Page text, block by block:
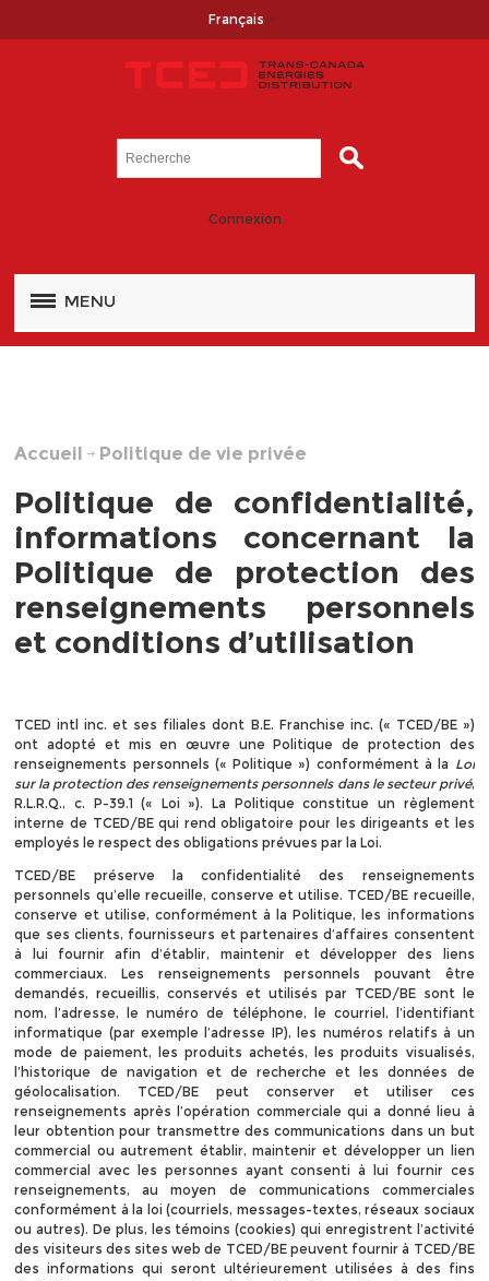
Français
Connexion
MENU
Accueil Politique de vie privée
Politique de confidentialité,
informations concernant la
Politique de protection des
renseignements personnels
et conditions d’utilisation
TCED intl inc. et ses filiales dont B.E. Franchise inc. (« TCED/BE »)
ont adopté et mis en œuvre une Politique de protection des
renseignements personnels (« Politique ») conformément à la Loi
sur la protection des renseignements personnels dans le secteur privé,
R.L.R.Q., c. P-39.1 (« Loi »). La Politique constitue un règlement
interne de TCED/BE qui rend obligatoire pour les dirigeants et les
employés le respect des obligations prévues par la Loi.
TCED/BE préserve la confidentialité des renseignements
personnels qu’elle recueille, conserve et utilise. TCED/BE recueille,
conserve et utilise, conformément à la Politique, les informations
que ses clients, fournisseurs et partenaires d’affaires consentent
à lui fournir afin d’établir, maintenir et développer des liens
commerciaux. Les renseignements personnels pouvant être
demandés, recueillis, conservés et utilisés par TCED/BE sont le
nom, l’adresse, le numéro de téléphone, le courriel, l’identifiant
informatique (par exemple l’adresse IP), les numéros relatifs à un
mode de paiement, les produits achetés, les produits visualisés,
l’historique de navigation et de recherche et les données de
géolocalisation. TCED/BE peut conserver et utiliser ces
renseignements après l’opération commerciale qui a donné lieu à
leur obtention pour transmettre des communications dans un but
commercial ou autrement établir, maintenir et développer un lien
commercial avec les personnes ayant consenti à lui fournir ces
renseignements, au moyen de communications commerciales
conformément à la loi (courriels, messages-textes, réseaux sociaux
ou autres). De plus, les témoins (cookies) qui enregistrent l’activité
des visiteurs des sites web de TCED/BE peuvent fournir à TCED/BE
des informations qui seront ultérieurement utilisées à des fins